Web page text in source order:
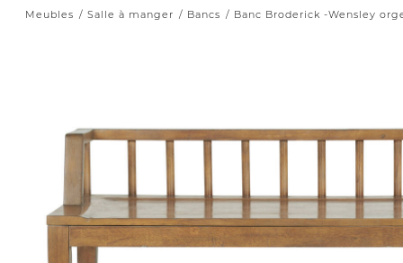
Meubles Salle à manger Bancs Banc Broderick -Wensley